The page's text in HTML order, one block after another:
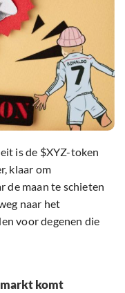
is de $XYZ-token
klaar om
de maan te schieten
naar het
voor degenen die
komt